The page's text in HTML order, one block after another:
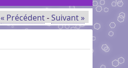
« Précédent-Suivant »